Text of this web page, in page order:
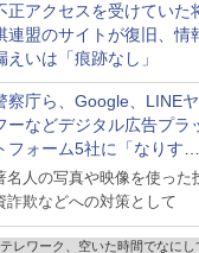
正アクセスを受けていた
連盟のサイトが復旧、情
えいは「痕跡なし」
察庁ら、Google、LINEヤ
ーなどデジタル広告プラ
フォーム5社に「なりすま
詐欺広告」対策強化を要
名人の写真や映像を使った
詐欺などへの対策として
テレワーク、空いた時間でなにし